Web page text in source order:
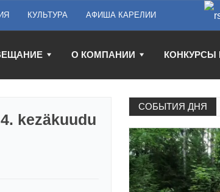
КУЛЬТУРА АФИША КАРЕЛИИ
О КОМПАНИИ КОНКУРСЫ
kezäkuudu
СОБЫТИЯ ДНЯ